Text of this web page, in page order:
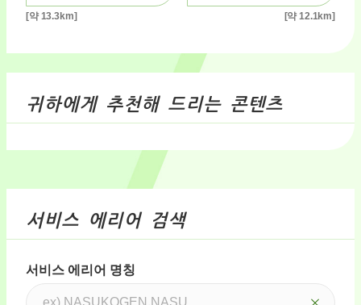
[약 13.3km] [약 12.1km]
귀하에게 추천해 드리는 콘텐츠
서비스 에리어 검색
서비스 에리어 명칭